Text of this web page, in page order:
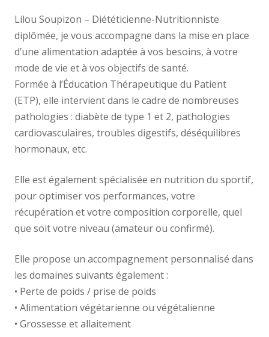
Lilou Soupizon – Diététicienne-Nutritionniste
diplômée, je vous accompagne dans la mise en place
d’une alimentation adaptée à vos besoins, à votre
mode de vie et à vos objectifs de santé.
Formée à l’Éducation Thérapeutique du Patient
(ETP), elle intervient dans le cadre de nombreuses
pathologies : diabète de type 1 et 2, pathologies
cardiovasculaires, troubles digestifs, déséquilibres
hormonaux, etc.
Elle est également spécialisée en nutrition du sportif,
pour optimiser vos performances, votre
récupération et votre composition corporelle, quel
que soit votre niveau (amateur ou confirmé).
Elle propose un accompagnement personnalisé dans
les domaines suivants également :
• Perte de poids / prise de poids
• Alimentation végétarienne ou végétalienne
• Grossesse et allaitement